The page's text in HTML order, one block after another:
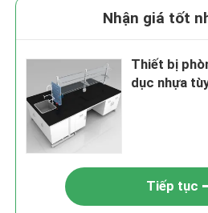
Nhận giá tốt
Thiết bị
dục nhựa
Tiếp tục